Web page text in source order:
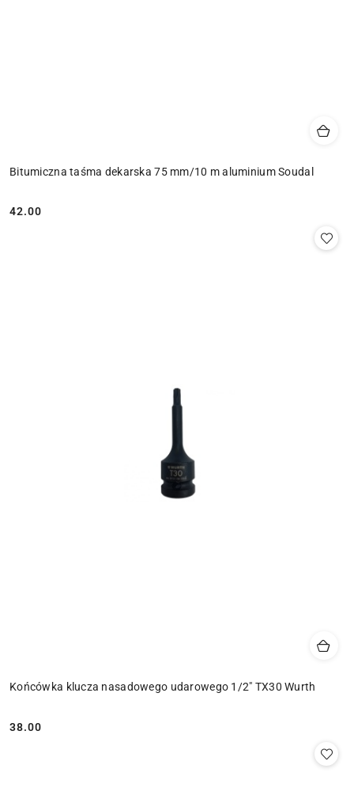
Bitumiczna taśma dekarska 75 mm/10 m aluminium Soudal
Cena:
42.00
Końcówka klucza nasadowego udarowego 1/2" TX30 Wurth
Cena:
38.00